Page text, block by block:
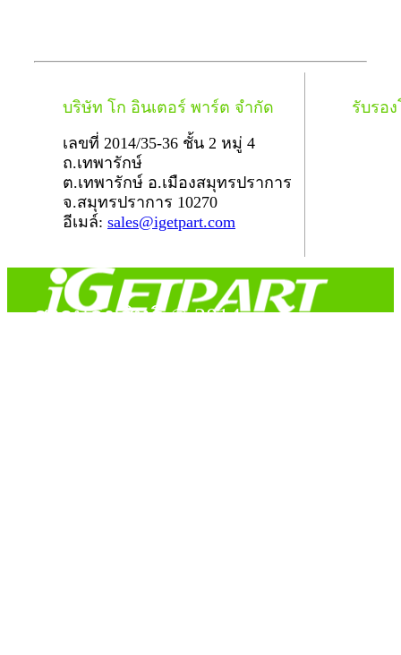
บริษัท โก อินเตอร์ พาร์ต จำกัด
เลขที่ 2014/35-36 ชั้น 2 หมู่ 4
ถ.เทพารักษ์
ต.เทพารักษ์ อ.เมืองสมุทรปราการ
จ.สมุทรปราการ 10270
อีเมล์: sales@igetpart.com
รับรอ
สงวนลิขสิทธิ์ © 2014